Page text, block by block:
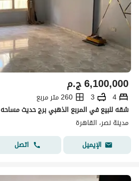
ج.م6,100,000
4
3
260 متر مربع
شقه للبيع في المربع الذهبي برج حديث مساحه 260متر
مدينة نصر، القاهرة
الإيميل
اتصل